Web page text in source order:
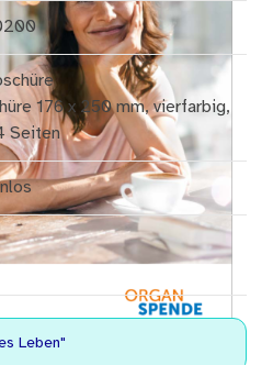
176 x 250 mm, vierfarbig,
Seiten
Leben"